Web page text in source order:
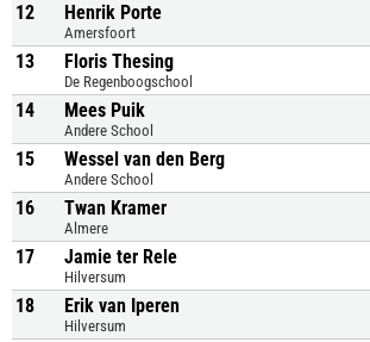
12 Henrik Porte
Amersfoort
13 Floris Thesing
De Regenboogschool
14 Mees Puik
Andere School
15 Wessel van den Berg
Andere School
16 Twan Kramer
Almere
17 Jamie ter Rele
Hilversum
18 Erik van Iperen
Hilversum